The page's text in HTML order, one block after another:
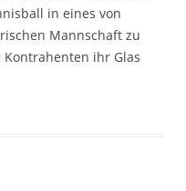
in eines von
Mannschaft zu
ihr Glas